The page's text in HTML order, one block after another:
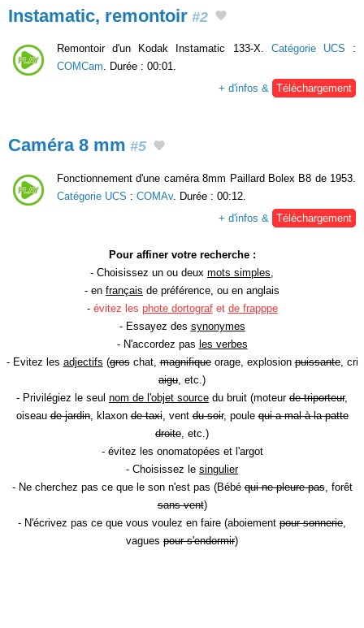
Instamatic, remontoir #2
Remontoir d'un Kodak Instamatic 133-X. Catégorie UCS :
COMCam. Durée : 00:01.
+ d'infos & Téléchargement
Caméra 8 mm #5
Fonctionnement d'une caméra 8mm Paillard Bolex B8 de 1953.
Catégorie UCS : COMAv. Durée : 00:12.
+ d'infos &
Téléchargement
Pour affiner votre recherche :
- Choisissez un ou deux mots simples
- en français de préférence, ou en anglais
- évitez les phote dortografet de frapppe
- Essayez des synonymes
- N'accordez pas les verbes
- Evitez les adjectifs (groschat,magnifiqueorage, explosionpuissante, cri
aigu , etc.)
- Privilégiez le seul nom de l'objet source du bruit (moteur de triporteur,
oiseaude jardin, klaxonde taxi, ventdu soir, poulequi a mal à la patte
droite , etc.)
- évitez les onomatopées et l'argot
- Choisissez le singulier
- Ne cherchez pas ce que le son n'est pas (Bébéqui ne pleure pas, forêt
sans vent)
- N'écrivez pas ce que vous voulez en faire (aboiement pour sonnerie
vagues pour s'endormir)